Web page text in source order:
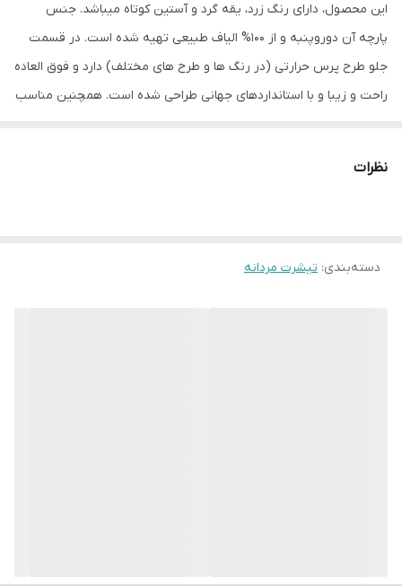
این محصول، دارای رنگ زرد، یقه گرد و آستین کوتاه میباشد. جنس
پارچه آن دوروپنبه و از 100% الیاف طبیعی تهیه شده است. در قسمت
جلو طرح پرس حرارتی (در رنگ ها و طرح های مختلف) دارد و فوق العاده
راحت و زیبا و با استانداردهای جهانی طراحی شده است. همچنین مناسب
نظرات
دسته‌بندی: تیشرت مردانه